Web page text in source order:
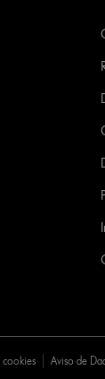
cookies Aviso de